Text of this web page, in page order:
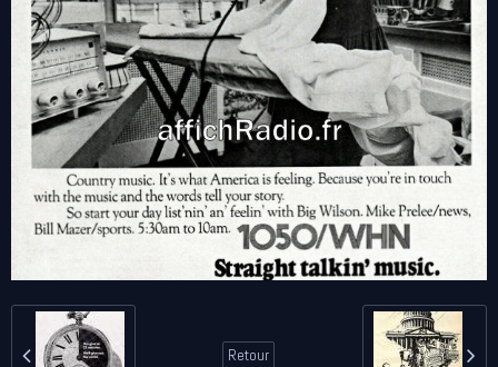
Retour